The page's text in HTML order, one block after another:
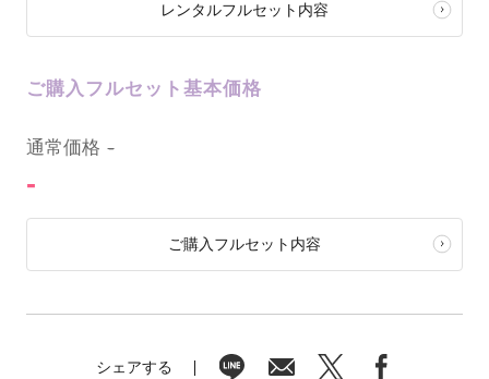
レンタルフルセット内容
ご購入フルセット基本価格
通常価格 -
-
ご購入フルセット内容
シェアする